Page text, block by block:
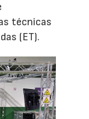
técnicas
(ET).